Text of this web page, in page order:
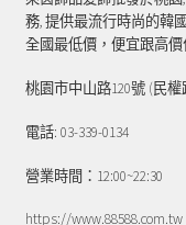
務, 提供最流行時尚的韓
全國最低價，便宜跟高
桃園市中山路120號 (民權
電話: 03-339-0134
營業時間：12:00~22:30
https://www.88588.com.tw